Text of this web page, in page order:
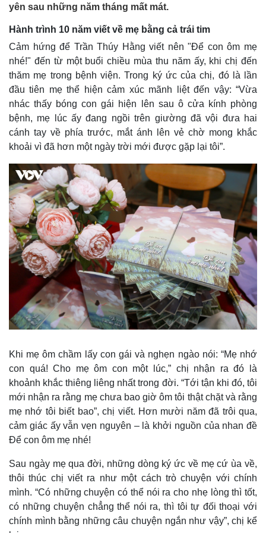
yên sau những năm tháng mất mát.
Hành trình 10 năm viết về mẹ bằng cả trái tim
Cảm hứng để Trần Thúy Hằng viết nên "Để con ôm mẹ
nhé!" đến từ một buổi chiều mùa thu năm ấy, khi chị đến
thăm mẹ trong bệnh viện. Trong ký ức của chị, đó là lần
đầu tiên mẹ thể hiện cảm xúc mãnh liệt đến vậy: “Vừa
nhác thấy bóng con gái hiện lên sau ô cửa kính phòng
bệnh, mẹ lúc ấy đang ngồi trên giường đã vội đưa hai
cánh tay về phía trước, mắt ánh lên vẻ chờ mong khắc
khoải vì đã hơn một ngày trời mới được gặp lại tôi”.
Khi mẹ ôm chầm lấy con gái và nghẹn ngào nói: “Mẹ nhớ
con quá! Cho mẹ ôm con một lúc,” chị nhận ra đó là
khoảnh khắc thiêng liêng nhất trong đời. “Tới tận khi đó, tôi
mới nhận ra rằng mẹ chưa bao giờ ôm tôi thật chặt và rằng
mẹ nhớ tôi biết bao”, chị viết. Hơn mười năm đã trôi qua,
cảm giác ấy vẫn vẹn nguyên – là khởi nguồn của nhan đề
Để con ôm mẹ nhé!
Sau ngày mẹ qua đời, những dòng ký ức về mẹ cứ ùa về,
thôi thúc chị viết ra như một cách trò chuyện với chính
mình. “Có những chuyện có thể nói ra cho nhẹ lòng thì tốt,
có những chuyện chẳng thể nói ra, thì tôi tự đối thoại với
chính mình bằng những câu chuyện ngắn như vậy”, chị kể